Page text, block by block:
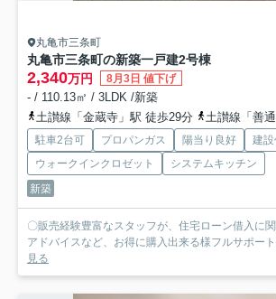
丸亀市三条町
丸亀市三条町の新築一戸建2号棟
2,340万円 8月3日 値下げ
- / 110.13㎡ / 3LDK /新築
土讃線「金蔵寺」駅 徒歩29分
土讃線「善
駐車2台可 プロパンガス 陽当り良好
建
ウォークインクロゼット
システムキッチン
新築
〇販売経験豊富なスタッフが、住宅ローン借入に
アドバイスなど、お得に購入出来る様フルサポート
見る